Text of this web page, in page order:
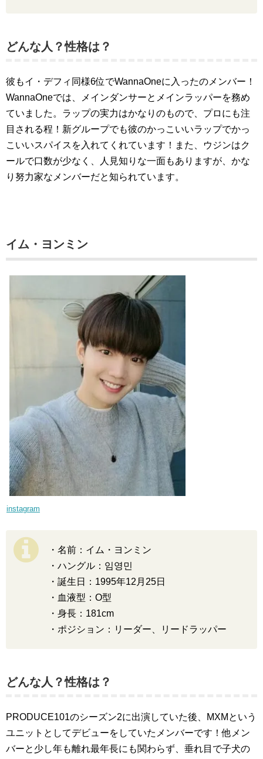
どんな人？性格は？
彼もイ・デフィ同様6位でWannaOneに入ったのメンバー！
WannaOneでは、メインダンサーとメインラッパーを務め
ていました。ラップの実力はかなりのもので、プロにも注
目される程！新グループでも彼のかっこいいラップでかっ
こいいスパイスを入れてくれています！また、ウジンはク
ールで口数が少なく、人見知りな一面もありますが、かな
り努力家なメンバーだと知られています。
イム・ヨンミン
instagram
・名前：イム・ヨンミン
・ハングル：임영민
・誕生日：1995年12月25日
・血液型：O型
・身長：181cm
・ポジション：リーダー、リードラッパー
どんな人？性格は？
PRODUCE101のシーズン2に出演していた後、MXMという
ユニットとしてデビューをしていたメンバーです！他メン
バーと少し年も離れ最年長にも関わらず、垂れ目で子犬の